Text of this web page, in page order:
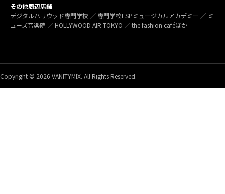
その他周辺店舗
デジタルハリウッド専門学校 ／ 専門学校ESPミュージカルアカデミー ／ ミ
ューズ音楽院 ／ HOLLYWOOD AIR TOKYO ／ the fashion caféほか
Copyright © 2026 VANITYMIX. All Rights Reserved.